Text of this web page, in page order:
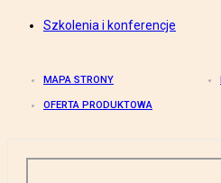
Szkolenia i konferencje
MAPA STRONY
OFERTA PRODUKTOWA